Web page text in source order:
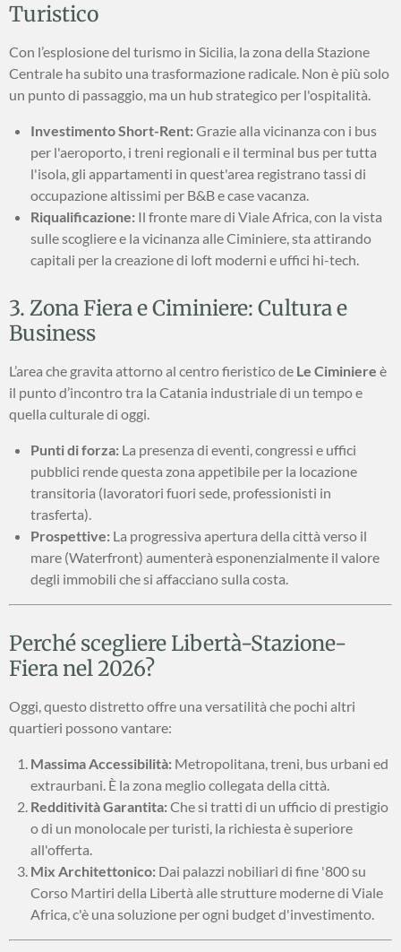
Turistico
Con l’esplosione del turismo in Sicilia, la zona della Stazione
Centrale ha subito una trasformazione radicale. Non è più solo
un punto di passaggio, ma un hub strategico per l'ospitalità.
Investimento Short-Rent:Grazie alla vicinanza con i bus
per l'aeroporto, i treni regionali e il terminal bus per tutta
l'isola, gli appartamenti in quest'area registrano tassi di
occupazione altissimi per B&B e case vacanza.
Riqualificazione: Il fronte mare di Viale Africa, con la vista
sulle scogliere e la vicinanza alle Ciminiere, sta attirando
capitali per la creazione di loft moderni e uffici hi-tech.
3. Zona Fiera e Ciminiere: Cultura e
Business
L’area che gravita attorno al centro fieristico de Le Ciminiere è
il punto d’incontro tra la Catania industriale di un tempo e
quella culturale di oggi.
Punti di forza: La presenza di eventi, congressi e uffici
pubblici rende questa zona appetibile per la locazione
transitoria (lavoratori fuori sede, professionisti in
trasferta).
Prospettive: La progressiva apertura della città verso il
mare (Waterfront) aumenterà esponenzialmente il valore
degli immobili che si affacciano sulla costa.
Perché scegliere Libertà-Stazione-
Fiera nel 2026?
Oggi, questo distretto offre una versatilità che pochi altri
quartieri possono vantare:
Massima Accessibilità: Metropolitana, treni, bus urbani ed
extraurbani. È la zona meglio collegata della città.
Redditività Garantita:Che si tratti di un ufficio di prestigio
o di un monolocale per turisti, la richiesta è superiore
all'offerta.
Mix Architettonico: Dai palazzi nobiliari di fine '800 su
Corso Martiri della Libertà alle strutture moderne di Viale
Africa, c'è una soluzione per ogni budget d'investimento.